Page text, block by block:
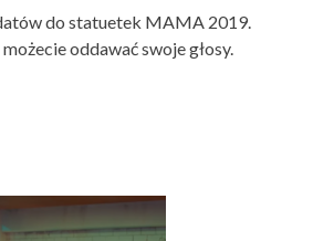
do statuetek MAMA 2019.
oddawać swoje głosy.